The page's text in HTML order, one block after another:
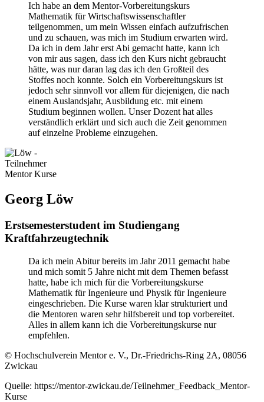
Ich habe an dem Mentor-Vorbereitungskurs
Mathematik für Wirtschaftswissenschaftler
teilgenommen, um mein Wissen einfach aufzufrischen
und zu schauen, was mich im Studium erwarten wird.
Da ich in dem Jahr erst Abi gemacht hatte, kann ich
von mir aus sagen, dass ich den Kurs nicht gebraucht
hätte, was nur daran lag das ich den Großteil des
Stoffes noch konnte. Solch ein Vorbereitungskurs ist
jedoch sehr sinnvoll vor allem für diejenigen, die nach
einem Auslandsjahr, Ausbildung etc. mit einem
Studium beginnen wollen. Unser Dozent hat alles
verständlich erklärt und sich auch die Zeit genommen
auf einzelne Probleme einzugehen.
Georg Löw
Erstsemesterstudent im Studiengang
Kraftfahrzeugtechnik
Da ich mein Abitur bereits im Jahr 2011 gemacht habe
und mich somit 5 Jahre nicht mit dem Themen befasst
hatte, habe ich mich für die Vorbereitungskurse
Mathematik für Ingenieure und Physik für Ingenieure
eingeschrieben. Die Kurse waren klar strukturiert und
die Mentoren waren sehr hilfsbereit und top vorbereitet.
Alles in allem kann ich die Vorbereitungskurse nur
empfehlen.
© Hochschulverein Mentor e. V., Dr.-Friedrichs-Ring 2A, 08056
Zwickau
Quelle: https://mentor-zwickau.de/Teilnehmer_Feedback_Mentor-
Kurse